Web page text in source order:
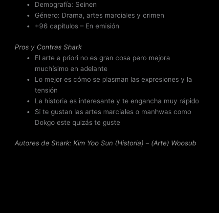
Demografía: Seinen
Género: Drama, artes marciales y crimen
+96 capítulos – En emisión
Pros y Contras Shark
El arte a priori no es gran cosa pero mejora
muchísimo en adelante
Lo mejor es cómo se plasman las expresiones y la
tensión
La historia es interesante y te engancha muy rápido
Si te gustan las artes marciales o manhwas como
Dokgo este quizás te guste
Autores de Shark: Kim Yoo Sun (Historia) – (Arte) Woosub